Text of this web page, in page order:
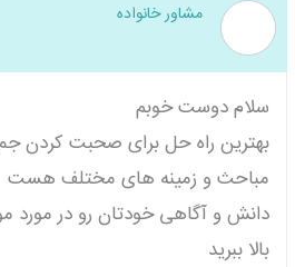
مشاور خانواده
سلام دوست خوبم
بهترین راه حل برای صحبت کردن
مباحث و زمینه های مختلف هست
دانش و آگاهی خودتان رو در مورد
بالا ببرید